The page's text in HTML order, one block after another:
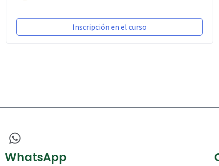
Inscripción en el curso
WhatsApp